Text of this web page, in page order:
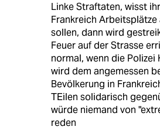
Linke Straftaten, wisst
Frankreich
sollen, dann wird
Feuer auf der Strasse
normal, wenn die
wird dem angemessen
Bevölkerung in
TEilen solidarisch
würde niemand von
reden